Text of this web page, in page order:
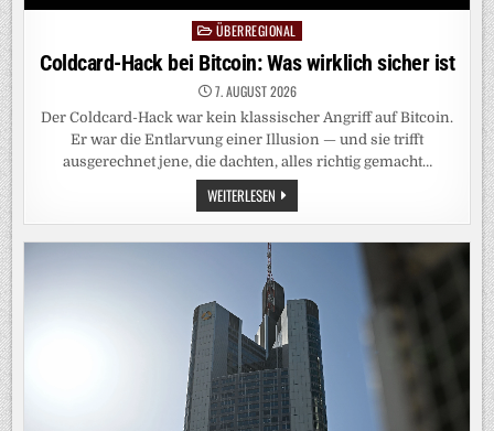
Posted
in
ÜBERREGIONAL
Coldcard-Hack bei Bitcoin: Was wirklich sicher ist
7. AUGUST 2026
Der Coldcard-Hack war kein klassischer Angriff auf Bitcoin.
Er war die Entlarvung einer Illusion — und sie trifft
ausgerechnet jene, die dachten, alles richtig gemacht…
WEITERLESEN COLDCARD-
HACK
BEI
BITCOIN:
SICHER
IST